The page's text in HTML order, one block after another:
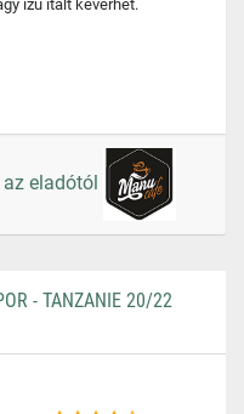
ízű italt keverhet.
eladótól
- TANZANIE 20/22